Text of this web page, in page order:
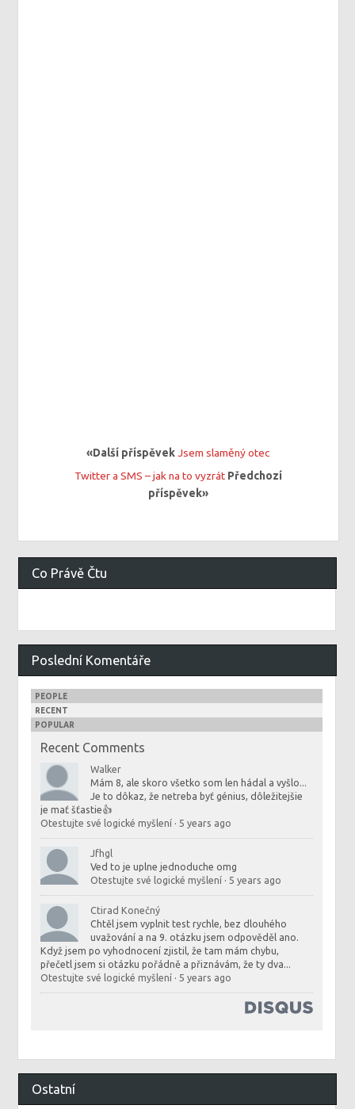
«Další příspěvekJsem slaměný otec
Twitter a SMS – jak na to vyzrátPředchozí
příspěvek»
Co Právě Čtu
Poslední Komentáře
PEOPLE
RECENT
POPULAR
Recent Comments
Walker
Mám 8, ale skoro všetko som len hádal a vyšlo...
Je to dôkaz, že netreba byť génius, dôležitejšie
je mať šťastie👍
Otestujte své logické myšlení · 5 years ago
Jfhgl
Ved to je uplne jednoduche omg
Otestujte své logické myšlení · 5 years ago
Ctirad Konečný
Chtěl jsem vyplnit test rychle, bez dlouhého
uvažování a na 9. otázku jsem odpověděl ano.
Když jsem po vyhodnocení zjistil, že tam mám chybu,
přečetl jsem si otázku pořádně a přiznávám, že ty dva...
Otestujte své logické myšlení · 5 years ago
Ostatní